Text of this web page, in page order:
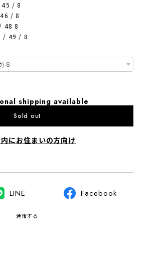
/ 8
/ 8
48 8
/ 49 / 8
shipping available
Sold out
にお住まいの方向け
LINE Facebook
通報する